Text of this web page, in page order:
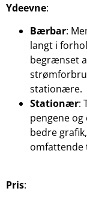
Ydeevne:
Bærbar:
langt i
begrænset
stationære.
Stationær:
pengene
bedre
omfattende
Pris: